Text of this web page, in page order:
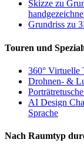
Skizze zu
Grundriss zu
Touren und
360° Virtuelle
Drohnen- &
AI Design
Sprache
Nach Raumtyp